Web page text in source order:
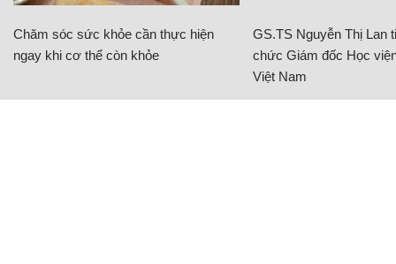
Chăm sóc sức khỏe cần thực hiện
ngay khi cơ thể còn khỏe
GS.TS Nguyễn Thị Lan
chức Giám đốc Học
Việt Nam